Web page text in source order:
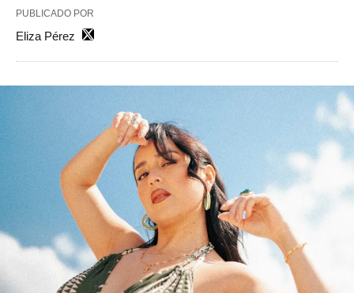
PUBLICADO POR
Eliza Pérez